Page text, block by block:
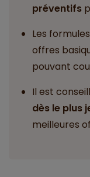
préventifs
Les
offres
pouvant
Il est
dès le plus
meilleures